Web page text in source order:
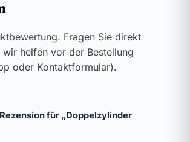
Fragen Sie direkt
helfen vor der Bestellung
oder Kontaktformular).
für „Doppelzylinder